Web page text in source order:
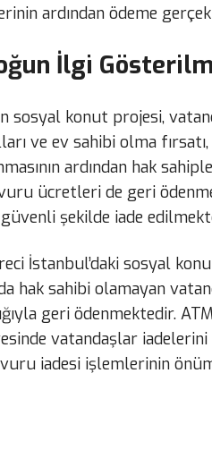
ardından ödeme
İlgi
sosyal konut projesi,
ve ev sahibi olma
ardından hak
ücretleri de geri
şekilde iade
İstanbul’daki sosyal
hak sahibi olamayan
geri ödenmektedir.
vatandaşlar iadelerini
iadesi işlemlerinin